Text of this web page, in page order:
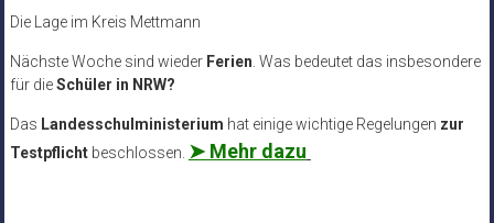
Die Lage im Kreis Mettmann
Nächste Woche sind wieder Ferien . Was bedeutet das insbesondere
für dieSchüler in NRW?
Das Landesschulministerium hat einige wichtige Regelungen zur
Testpflicht beschlossen. ➤ Mehr dazu